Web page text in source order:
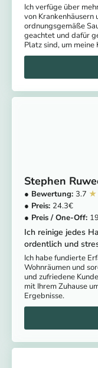
Ich verfüge über
von Krankenhäusern
ordnungsgemäße
geachtet und dafür
Platz sind, um
Stephen
3.7
24.3
Ich reinige jedes
ordentlich und
Ich habe fundierte
Wohnräumen und
und zufriedene
mit Ihrem Zuhause
Ergebnisse.